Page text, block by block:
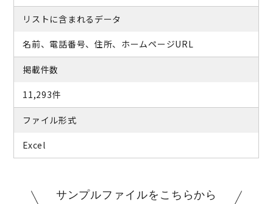
リストに含まれるデータ
名前、電話番号、住所、ホームページURL
掲載件数
11,293件
ファイル形式
Excel
サンプルファイルをこちらから